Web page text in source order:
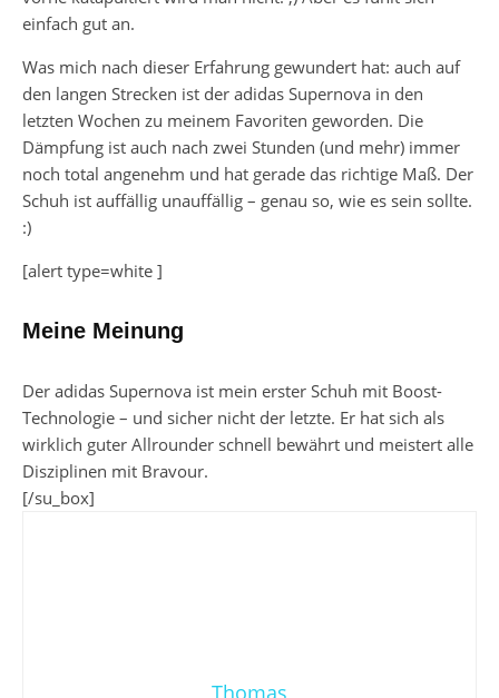
einfach gut an.
Was mich nach dieser Erfahrung gewundert hat: auch auf
den langen Strecken ist der adidas Supernova in den
letzten Wochen zu meinem Favoriten geworden. Die
Dämpfung ist auch nach zwei Stunden (und mehr) immer
noch total angenehm und hat gerade das richtige Maß. Der
Schuh ist auffällig unauffällig – genau so, wie es sein sollte.
:)
[alert type=white ]
Meine Meinung
Der adidas Supernova ist mein erster Schuh mit Boost-
Technologie – und sicher nicht der letzte. Er hat sich als
wirklich guter Allrounder schnell bewährt und meistert alle
Disziplinen mit Bravour.
[/su_box]
Thomas